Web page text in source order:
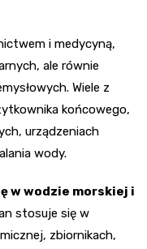
i medycyną,
ale równie
Wiele z
końcowego,
urządzeniach
wody.
w wodzie morskiej i
stosuje się w
zbiornikach,